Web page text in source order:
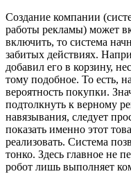
Создание компании
работы рекламы) может
включить, то система
забитых действиях.
добавил его в корзину,
тому подобное. То есть,
вероятность покупки.
подтолкнуть к верному
навязывания, следует
показать именно этот
реализовать. Система
тонко. Здесь главное не
робот лишь выполняет